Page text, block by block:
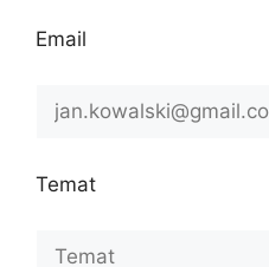
Email
Temat